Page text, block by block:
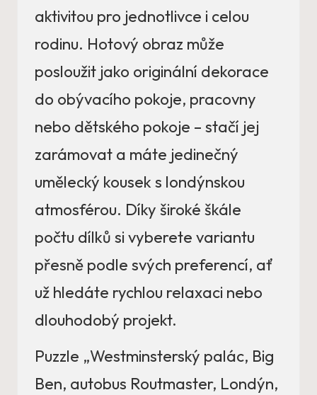
aktivitou pro jednotlivce i celou
rodinu. Hotový obraz může
posloužit jako originální dekorace
do obývacího pokoje, pracovny
nebo dětského pokoje – stačí jej
zarámovat a máte jedinečný
umělecký kousek s londýnskou
atmosférou. Díky široké škále
počtu dílků si vyberete variantu
přesně podle svých preferencí, ať
už hledáte rychlou relaxaci nebo
dlouhodobý projekt.
Puzzle „Westminsterský palác, Big
Ben, autobus Routmaster, Londýn,